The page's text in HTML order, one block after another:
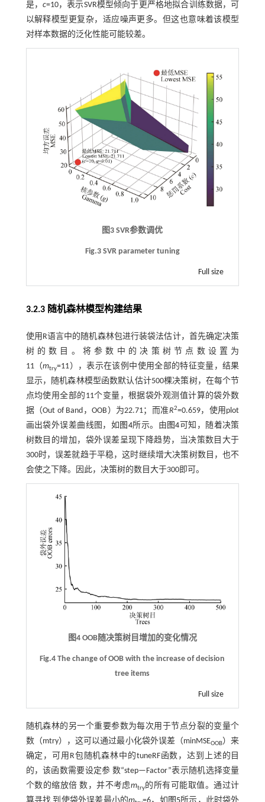
是， c=10，表示SVR模型倾向于更严格地拟合训练数据，可
以解释模型更复杂，适应噪声更多。但这也意味着该模型
对样本数据的泛化性能可能较差。
图3 SVR参数调优
Fig.3 SVR parameter tuning
Full size
3.2.3 随机森林模型构建结果
使用R语言中的随机森林包进行装袋法估计，首先确定决策
树的数目。将参数中的决策树节点数设置为
11（mtry=11），表示在该例中使用全部的特征变量，结果
显示，随机森林模型函数默认估计500棵决策树，在每个节
点均使用全部的11个变量，根据袋外观测值计算的袋外数
据（Out of Band，OOB）为22.71；而准R2=0.659，使用plot
画出袋外误差曲线图，如 图4所示。由 图4 可知，随着决策
树数目的增加，袋外误差呈现下降趋势，当决策数目大于
300时，误差就趋于平稳，这时继续增大决策树数目，也不
会使之下降。因此，决策树的数目大于300即可。
图4 OOB随决策树目增加的变化情况
Fig.4 The change of OOB with the increase of decision
tree items
Full size
随机森林的另一个重要参数为每次用于节点分裂的变量个
数（mtry），这可以通过最小化袋外误差（minMSEOOB）来
确定，可用R包随机森林中的tuneRF函数，达到上述的目
的，该函数需要设定参 数“step—Factor”表示随机选择变量
个数的缩放倍 数，并不考虑mtry的所有可能取值。通过计